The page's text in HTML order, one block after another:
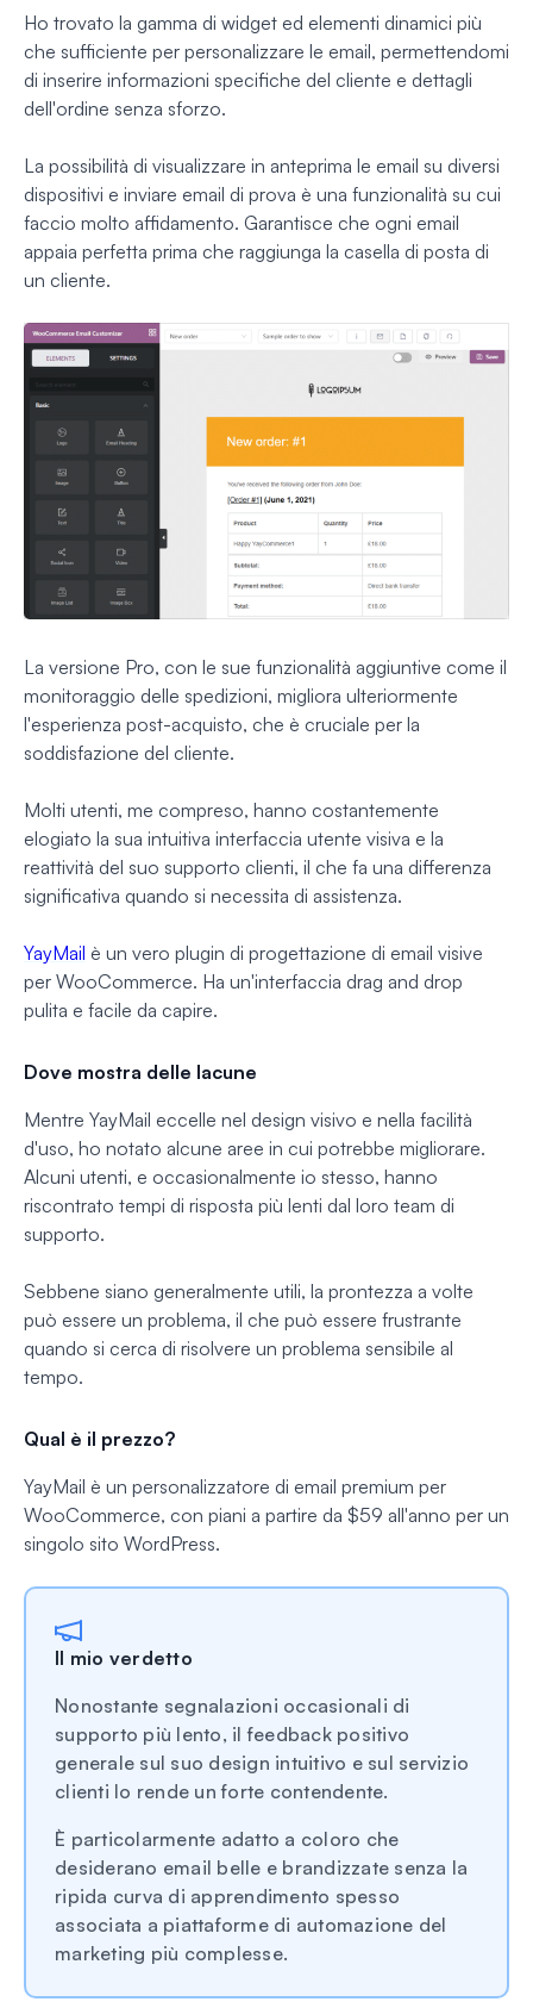
Ho trovato la gamma di widget ed elementi dinamici più
che sufficiente per personalizzare le email, permettendomi
di inserire informazioni specifiche del cliente e dettagli
dell'ordine senza sforzo.
La possibilità di visualizzare in anteprima le email su diversi
dispositivi e inviare email di prova è una funzionalità su cui
faccio molto affidamento. Garantisce che ogni email
appaia perfetta prima che raggiunga la casella di posta di
un cliente.
La versione Pro, con le sue funzionalità aggiuntive come il
monitoraggio delle spedizioni, migliora ulteriormente
l'esperienza post-acquisto, che è cruciale per la
soddisfazione del cliente.
Molti utenti, me compreso, hanno costantemente
elogiato la sua intuitiva interfaccia utente visiva e la
reattività del suo supporto clienti, il che fa una differenza
significativa quando si necessita di assistenza.
YayMail è un vero plugin di progettazione di email visive
per WooCommerce. Ha un'interfaccia drag and drop
pulita e facile da capire.
Dove mostra delle lacune
Mentre YayMail eccelle nel design visivo e nella facilità
d'uso, ho notato alcune aree in cui potrebbe migliorare.
Alcuni utenti, e occasionalmente io stesso, hanno
riscontrato tempi di risposta più lenti dal loro team di
supporto.
Sebbene siano generalmente utili, la prontezza a volte
può essere un problema, il che può essere frustrante
quando si cerca di risolvere un problema sensibile al
tempo.
Qual è il prezzo?
YayMail è un personalizzatore di email premium per
WooCommerce, con piani a partire da $59 all'anno per un
singolo sito WordPress.
Il mio verdetto
Nonostante segnalazioni occasionali di
supporto più lento, il feedback positivo
generale sul suo design intuitivo e sul servizio
clienti lo rende un forte contendente.
È particolarmente adatto a coloro che
desiderano email belle e brandizzate senza la
ripida curva di apprendimento spesso
associata a piattaforme di automazione del
marketing più complesse.